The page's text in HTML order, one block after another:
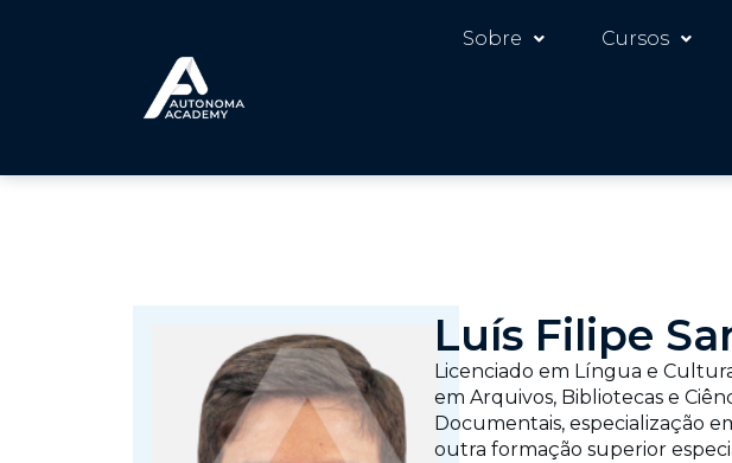
Sobre Cursos
Luís Filipe
Licenciado em Língua e
em Arquivos, Bibliotecas e
Documentais, especialização
outra formação superior